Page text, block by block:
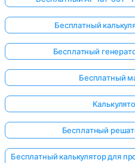
Бесплатный
Бесплатный
Бесплатный
Бесплатный
Бесплатный калькулятор для